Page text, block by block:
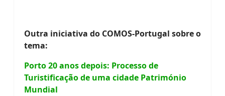
Outra iniciativa do COMOS-Portugal sobre o
tema:
Porto 20 anos depois: Processo de
Turistificação de uma cidade Património
Mundial